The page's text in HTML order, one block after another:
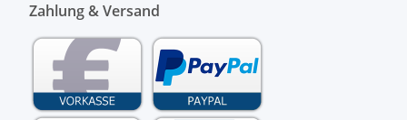
Zahlung & Versand